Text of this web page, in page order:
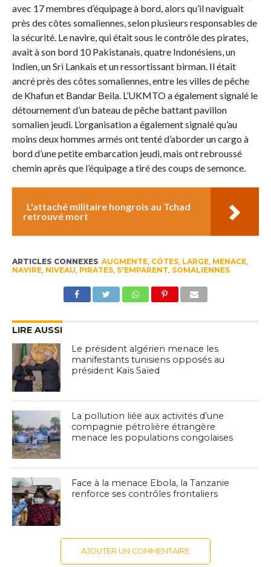
avec 17 membres d’équipage à bord, alors qu’il naviguait
près des côtes somaliennes, selon plusieurs responsables de
la sécurité. Le navire, qui était sous le contrôle des pirates,
avait à son bord 10 Pakistanais, quatre Indonésiens, un
Indien, un Sri Lankais et un ressortissant birman. Il était
ancré près des côtes somaliennes, entre les villes de pêche
de Khafun et Bandar Beila. L’UKMTO a également signalé le
détournement d’un bateau de pêche battant pavillon
somalien jeudi. L’organisation a également signalé qu’au
moins deux hommes armés ont tenté d’aborder un cargo à
bord d’une petite embarcation jeudi, mais ont rebroussé
chemin après que l’équipage a tiré des coups de semonce.
L'attaché militaire hongrois au Tchad
retrouvé mort
ARTICLES CONNEXES AUGMENTE, CÔTES, LARGE, MENACE,
NAVIRE, NIVEAU PIRATES, S'EMPARENT SOMALIENNES
LIRE AUSSI
Le président algérien menace les
manifestants tunisiens opposés au
président Kaïs Saïed
La pollution liée aux activités d’une
compagnie pétrolière étrangère
menace les populations congolaises
Face à la menace Ebola, la Tanzanie
renforce ses contrôles frontaliers
AJOUTER UN COMMENTAIRE